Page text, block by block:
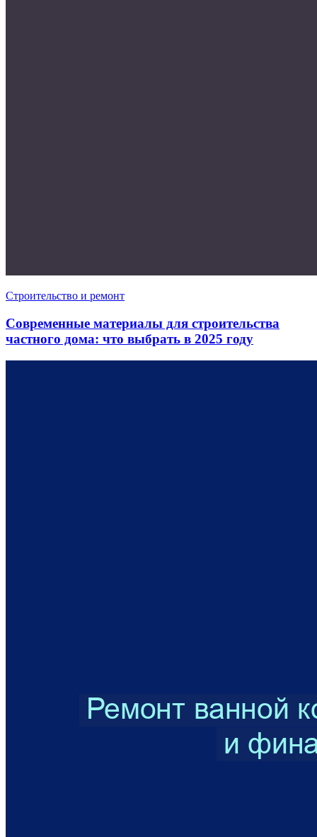
Строительство и ремонт
Современные материалы для строительства
частного дома: что выбрать в 2025 году